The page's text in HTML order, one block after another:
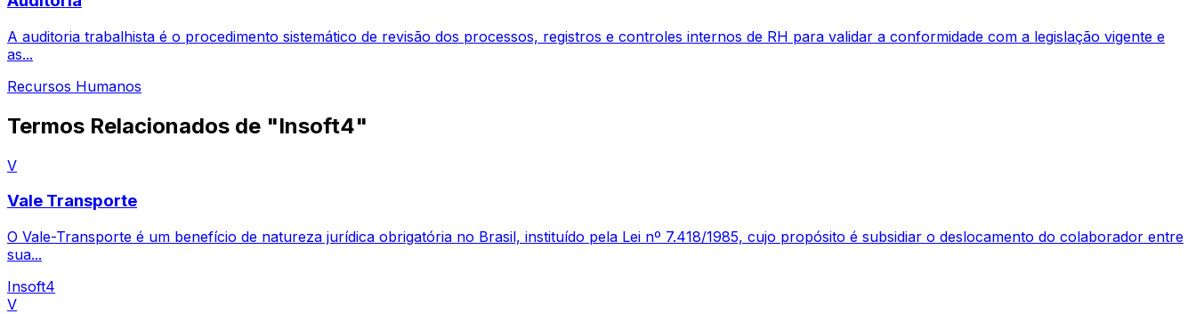
A auditoria trabalhista é o procedimento sistemático de revisão dos processos, registros e controles internos de RH para validar a conformidade com a legislação vigente e
as...
Recursos Humanos
Termos Relacionados de "Insoft4"
V
Vale Transporte
O Vale-Transporte é um benefício de natureza jurídica obrigatória no Brasil, instituído pela Lei nº 7.418/1985, cujo propósito é subsidiar o deslocamento do colaborador entre
sua...
Insoft4
V